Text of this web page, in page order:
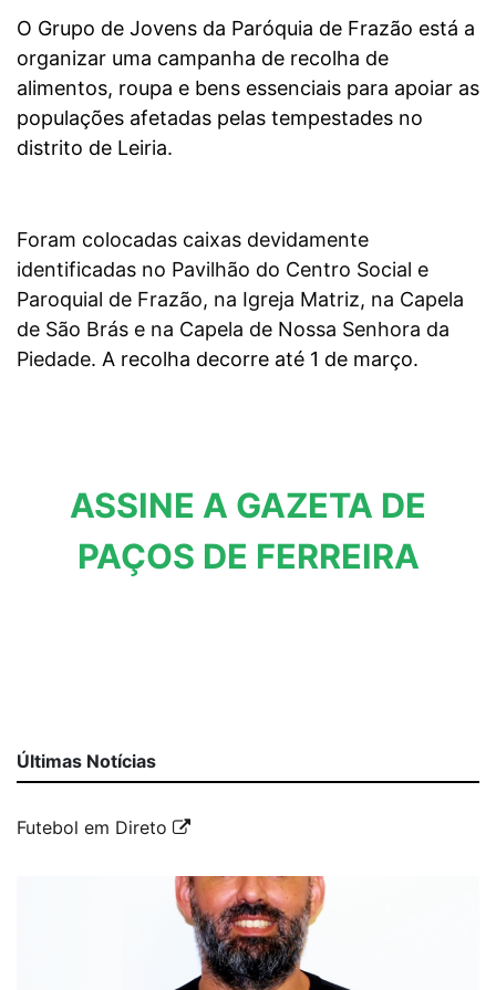
O Grupo de Jovens da Paróquia de Frazão está a
organizar uma campanha de recolha de
alimentos, roupa e bens essenciais para apoiar as
populações afetadas pelas tempestades no
distrito de Leiria.
Foram colocadas caixas devidamente
identificadas no Pavilhão do Centro Social e
Paroquial de Frazão, na Igreja Matriz, na Capela
de São Brás e na Capela de Nossa Senhora da
Piedade. A recolha decorre até 1 de março.
ASSINE A GAZETA DE
PAÇOS DE FERREIRA
Últimas Notícias
Futebol em Direto